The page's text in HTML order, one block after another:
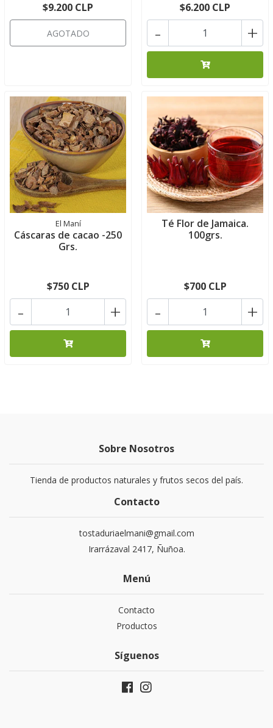
$9.200 CLP
AGOTADO
$6.200 CLP
+
-
El Maní
Cáscaras de cacao -250
Grs.
$750 CLP
+
-
Té Flor de Jamaica.
100grs.
$700 CLP
+
-
Sobre Nosotros
Tienda de productos naturales y frutos secos del país.
Contacto
tostaduriaelmani@gmail.com
Irarrázaval 2417, Ñuñoa.
Menú
Contacto
Productos
Síguenos